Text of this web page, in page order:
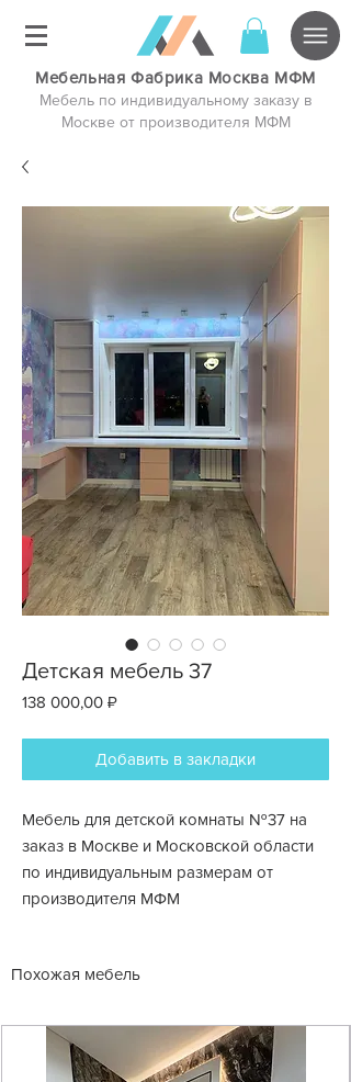
Мебельная Фабрика Москва МФМ
Мебель по индивидуальному заказу в
Москве от производителя МФМ
Детская мебель 37
138 000,00 ₽Цена
Добавить в закладки
Мебель для детской комнаты №37 на
заказ в Москве и Московской области
по индивидуальным размерам от
производителя МФМ
Похожая мебель